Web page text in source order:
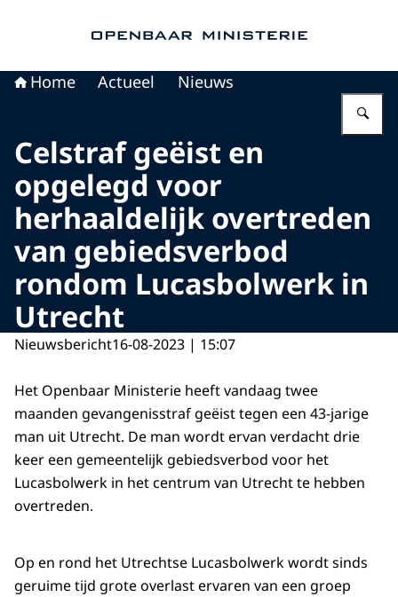
Home Actueel Nieuws
Celstraf geëist en
opgelegd voor
herhaaldelijk overtreden
van gebiedsverbod
rondom Lucasbolwerk in
Utrecht
Nieuwsbericht16-08-2023 | 15:07
Het Openbaar Ministerie heeft vandaag twee
maanden gevangenisstraf geëist tegen een 43-jarige
man uit Utrecht. De man wordt ervan verdacht drie
keer een gemeentelijk gebiedsverbod voor het
Lucasbolwerk in het centrum van Utrecht te hebben
overtreden.
Op en rond het Utrechtse Lucasbolwerk wordt sinds
geruime tijd grote overlast ervaren van een groep